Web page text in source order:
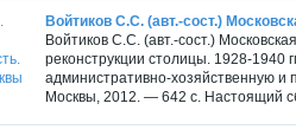
Войтиков С.С. (авт.-сост.)
Войтиков С.С. (авт.-сост.)
реконструкции столицы. 1928-1940
административно-хозяйственную и
Москвы, 2012. — 642 с. Настоящий